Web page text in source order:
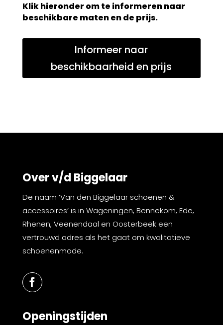
Klik hieronder om te informeren naar
beschikbare maten en de prijs.
Informeer naar
beschikbaarheid en prijs
Over v/d Biggelaar
De naam ‘Van den Biggelaar schoenen &
accessoires’ is in Wageningen, Bennekom, Ede,
Rhenen, Veenendaal en Oosterbeek een
vertrouwd adres als het gaat om kwalitatieve
schoenenmode.
Openingstijden